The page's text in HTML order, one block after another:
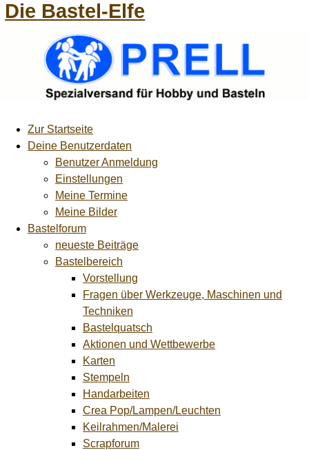
Die Bastel-Elfe
Zur Startseite
Deine Benutzerdaten
Benutzer Anmeldung
Einstellungen
Meine Termine
Meine Bilder
Bastelforum
neueste Beiträge
Bastelbereich
Vorstellung
Fragen über Werkzeuge, Maschinen und
Techniken
Bastelquatsch
Aktionen und Wettbewerbe
Karten
Stempeln
Handarbeiten
Crea Pop/Lampen/Leuchten
Keilrahmen/Malerei
Scrapforum